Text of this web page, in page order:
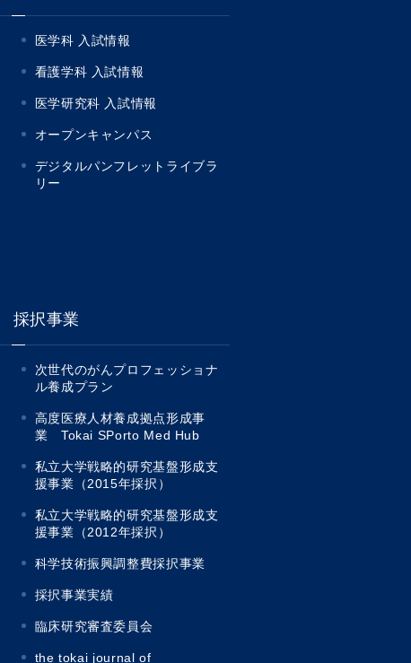
医学科 入試情報
看護学科 入試情報
医学研究科 入試情報
オープンキャンパス
デジタルパンフレットライブラ
リー
採択事業
次世代のがんプロフェッショナ
ル養成プラン
高度医療人材養成拠点形成事
業 Tokai SPorto Med Hub
私立大学戦略的研究基盤形成支
援事業（2015年採択）
私立大学戦略的研究基盤形成支
援事業（2012年採択）
科学技術振興調整費採択事業
採択事業実績
臨床研究審査委員会
the tokai journal of